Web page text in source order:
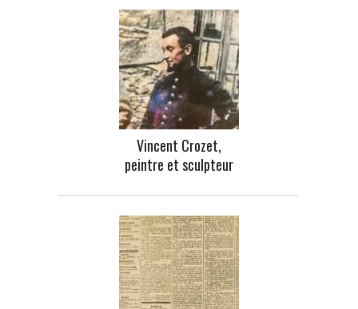
Vincent Crozet,
peintre et sculpteur